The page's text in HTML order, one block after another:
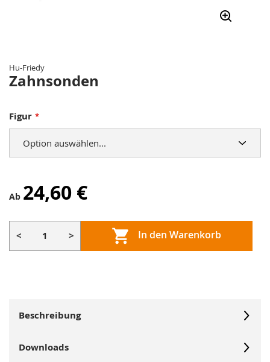
Bildergalerie
springen
Hu-Friedy
Zahnsonden
Figur
Ab 24,60 €
< > In den Warenkorb
Beschreibung
Downloads